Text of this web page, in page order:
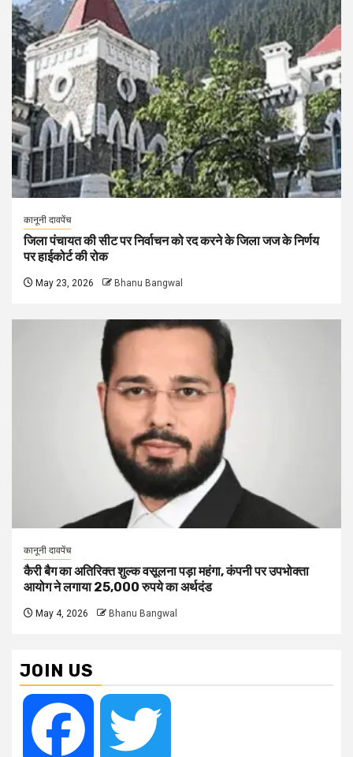
कानूनी दावपेंच
जिला पंचायत की सीट पर निर्वाचन को रद करने के जिला जज के निर्णय
पर हाईकोर्ट की रोक
May 23, 2026 Bhanu Bangwal
कानूनी दावपेंच
कैरी बैग का अतिरिक्त शुल्क वसूलना पड़ा महंगा, कंपनी पर उपभोक्ता
आयोग ने लगाया 25,000 रुपये का अर्थदंड
May 4, 2026 Bhanu Bangwal
JOIN US
Facebook